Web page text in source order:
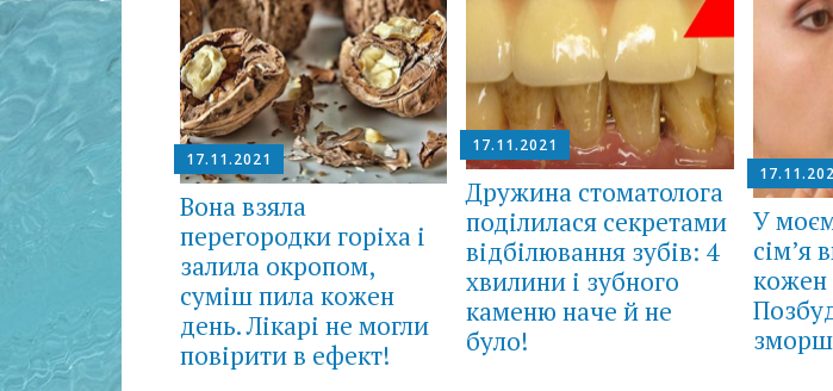
17.11.2021
Вона взяла
перегородки горіха і
залила окропом,
суміш пила кожен
день. Лікарі не могли
повірити в ефект!
17.11.2021
Дружина стоматолога
поділилася секретами
відбілювання зубів: 4
хвилини і зубного
каменю наче й не
було!
У
сім’я
кожен